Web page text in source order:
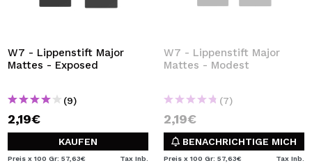
W7 - Lippenstift Major
Mattes - Exposed
(9)
2,19€
KAUFEN
Preis x 100 Gr: 57,63€ Tax Inb.
W7 - Lippenstift Major
Mattes - Modest
(7)
2,19€
BENACHRICHTIGE MICH
Preis x 100 Gr: 57,63€ Tax Inb.